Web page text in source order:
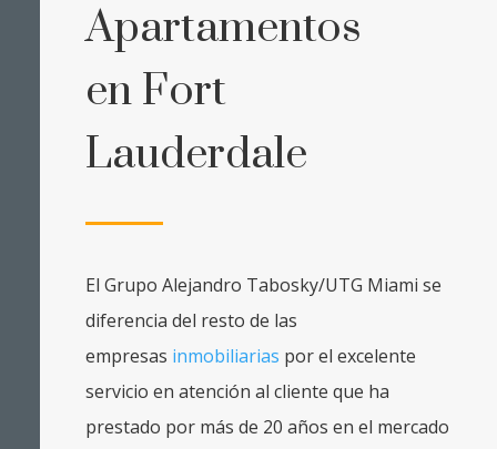
Apartamentos
en Fort
Lauderdale
El Grupo Alejandro Tabosky/UTG Miami se
diferencia del resto de las
empresas inmobiliarias por el excelente
servicio en atención al cliente que ha
prestado por más de 20 años en el mercado